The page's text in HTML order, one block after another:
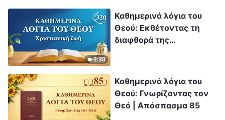
9:30
Καθημερινά λόγια του
Θεού: Εκθέτοντας τη
διαφθορά της
Καθημερινά λόγια του
Θεού: Γνωρίζοντας τον
Θεό | Απόσπασμα 85